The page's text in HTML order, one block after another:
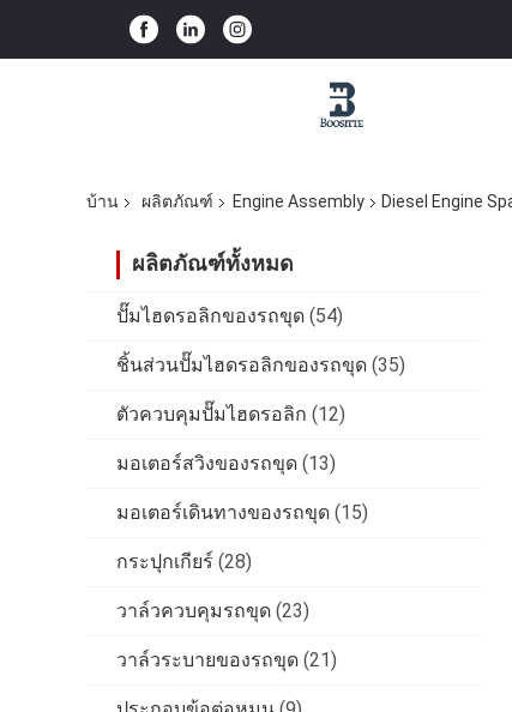
บ้าน ผลิตภัณฑ์ Engine Assembly Diesel Engine
ผลิตภัณฑ์ทั้งหมด
ปั๊มไฮดรอลิกของรถขุด (54)
ชิ้นส่วนปั๊มไฮดรอลิกของรถขุด (35)
ตัวควบคุมปั๊มไฮดรอลิก (12)
มอเตอร์สวิงของรถขุด (13)
มอเตอร์เดินทางของรถขุด (15)
กระปุกเกียร์ (28)
วาล์วควบคุมรถขุด (23)
วาล์วระบายของรถขุด (21)